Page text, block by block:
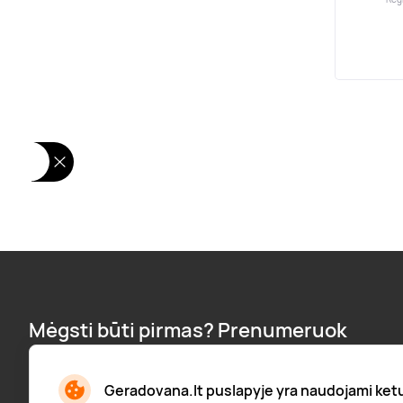
Geradovana.lt puslapyje yra naudojami
Mėgsti būti pirmas? Prenumeruok
naujienlaiškį:
Naujienos, pranešimai apie nuolaidas ir dar daugiau!